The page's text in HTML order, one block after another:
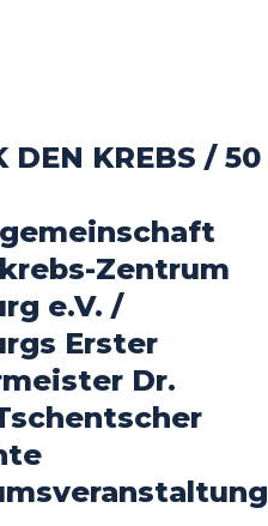
DEN KREBS / 50
Zentrum
e.V. /
Erster
Dr.